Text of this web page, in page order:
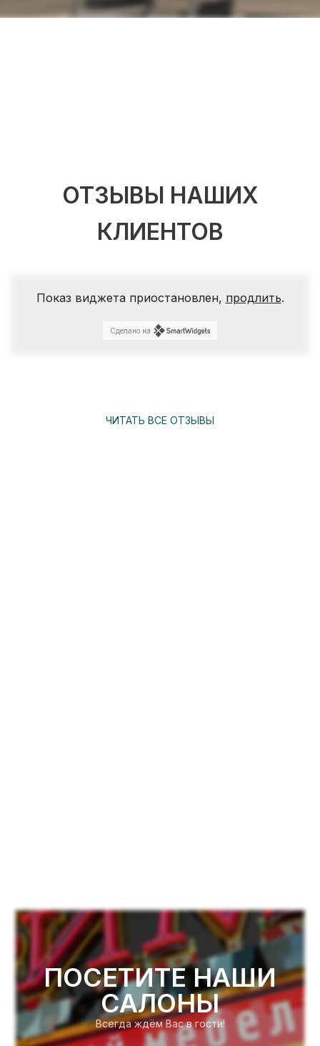
ОТЗЫВЫ НАШИХ
КЛИЕНТОВ
Показ виджета приостановлен, продлить.
Сделано на
ЧИТАТЬ ВСЕ ОТЗЫВЫ
ПОСЕТИТЕ НАШИ
САЛОНЫ
Всегда ждём Вас в гости!